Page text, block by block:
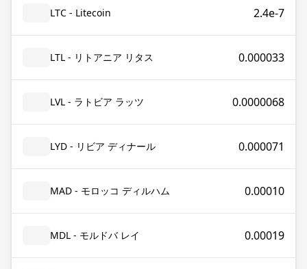
LTC - Litecoin 2.4e-7
LTL - リトアニア リタス 0.000033
LVL - ラトビア ラッツ 0.0000068
LYD - リビア ディナール 0.000071
MAD - モロッコ ディルハム 0.00010
MDL - モルドバ レイ 0.00019